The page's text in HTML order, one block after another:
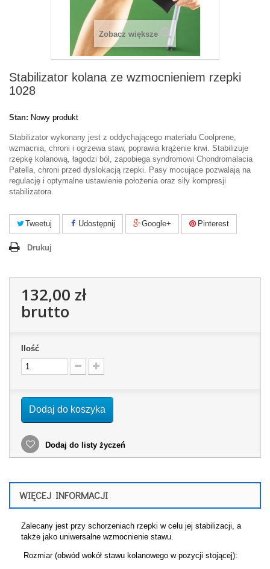
Zobacz większe
Stabilizator kolana ze wzmocnieniem rzepki
1028
Stan: Nowy produkt
Stabilizator wykonany jest z oddychającego materiału Coolprene,
wzmacnia, chroni i ogrzewa staw, poprawia krążenie krwi. Stabilizuje
rzepkę kolanową, łagodzi ból, zapobiega syndromowi Chondromalacia
Patella, chroni przed dyslokacją rzepki. Pasy mocujące pozwalają na
regulację i optymalne ustawienie położenia oraz siły kompresji
stabilizatora.
Tweetuj Udostępnij Google+ Pinterest
Drukuj
132,00 zł
brutto
Ilość
Dodaj do koszyka
Dodaj do listy życzeń
WIĘCEJ INFORMACJI
Zalecany jest przy schorzeniach rzepki w celu jej stabilizacji, a
także jako uniwersalne wzmocnienie stawu.
Rozmiar (obwód wokół stawu kolanowego w pozycji stojącej):